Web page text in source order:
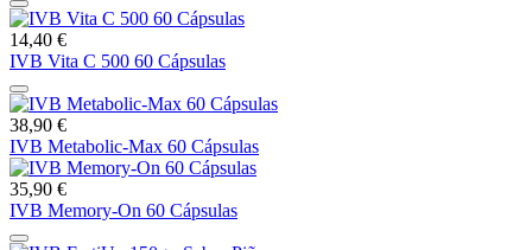
14,40 €
IVB Vita C 500 60 Cápsulas
38,90 €
IVB Metabolic-Max 60 Cápsulas
35,90 €
IVB Memory-On 60 Cápsulas